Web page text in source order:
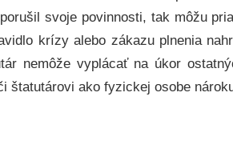
svoje povinnosti, tak môžu
krízy alebo zákazu plnenia
nemôže vyplácať na úkor
ako fyzickej osobe